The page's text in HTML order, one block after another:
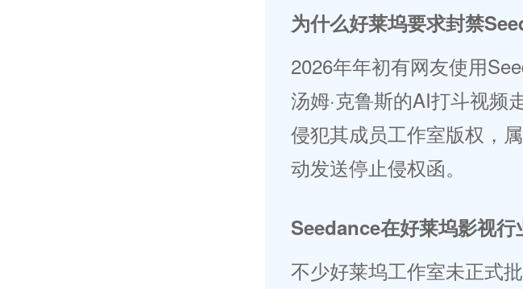
为什么好莱坞要求封禁
2026年年初有网友使用
汤姆·克鲁斯的AI打斗视频
侵犯其成员工作室版权，
动发送停止侵权函。
Seedance在好莱坞影视行
不少好莱坞工作室未正式